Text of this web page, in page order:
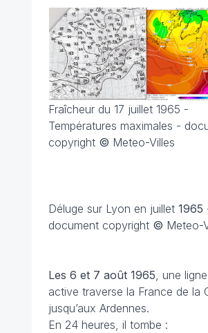
Fraîcheur du 17 juillet 1965 -
Températures maximales -
copyright © Meteo-Villes
Déluge sur Lyon en juillet 1965
document copyright © Meteo-
Les 6 et 7 août 1965, une
active traverse la France de la
jusqu’aux Ardennes.
En 24 heures, il tombe :